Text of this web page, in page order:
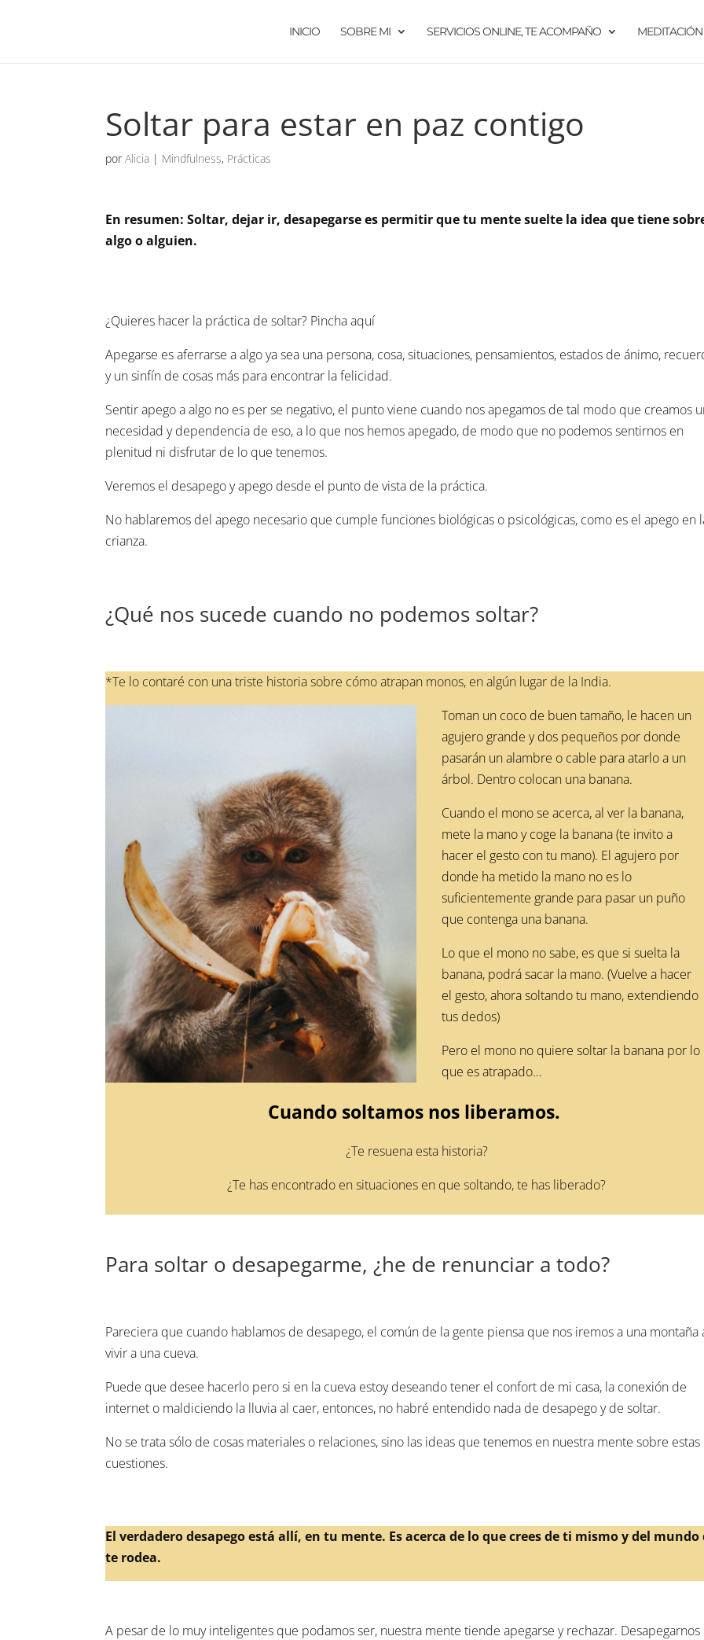
INICIO SOBRE MI SERVICIOS ONLINE, TE ACOMPAÑO
Soltar para estar en paz contigo
porAlicia | Mindfulness, Prácticas
En resumen: Soltar, dejar ir, desapegarse es permitir que tu mente suelte la idea que tiene
algo o alguien.
¿Quieres hacer la práctica de soltar? Pincha aquí
Apegarse es aferrarse a algo ya sea una persona, cosa, situaciones, pensamientos, estados de ánimo,
y un sinfín de cosas más para encontrar la felicidad.
Sentir apego a algo no es per se negativo, el punto viene cuando nos apegamos de tal modo que creamos
necesidad y dependencia de eso, a lo que nos hemos apegado, de modo que no podemos sentirnos en
plenitud ni disfrutar de lo que tenemos.
Veremos el desapego y apego desde el punto de vista de la práctica.
No hablaremos del apego necesario que cumple funciones biológicas o psicológicas, como es el apego en
crianza.
¿Qué nos sucede cuando no podemos soltar?
*Te lo contaré con una triste historia sobre cómo atrapan monos, en algún lugar de la India.
Toman un coco de buen tamaño, le hacen un
agujero grande y dos pequeños por donde
pasarán un alambre o cable para atarlo a un
árbol. Dentro colocan una banana.
Cuando el mono se acerca, al ver la banana,
mete la mano y coge la banana (te invito a
hacer el gesto con tu mano). El agujero por
donde ha metido la mano no es lo
suficientemente grande para pasar un puño
que contenga una banana.
Lo que el mono no sabe, es que si suelta la
banana, podrá sacar la mano. (Vuelve a hacer
el gesto, ahora soltando tu mano, extendiendo
tus dedos)
Pero el mono no quiere soltar la banana por lo
que es atrapado…
Cuando soltamos nos liberamos.
¿Te resuena esta historia?
¿Te has encontrado en situaciones en que soltando, te has liberado?
Para soltar o desapegarme, ¿he de renunciar a todo?
Pareciera que cuando hablamos de desapego, el común de la gente piensa que nos iremos a una montaña
vivir a una cueva.
Puede que desee hacerlo pero si en la cueva estoy deseando tener el confort de mi casa, la conexión de
internet o maldiciendo la lluvia al caer, entonces, no habré entendido nada de desapego y de soltar.
No se trata sólo de cosas materiales o relaciones, sino las ideas que tenemos en nuestra mente sobre estas
cuestiones.
El verdadero desapego está allí, en tu mente. Es acerca de lo que crees de ti mismo y del mundo
te rodea.
A pesar de lo muy inteligentes que podamos ser, nuestra mente tiende apegarse y rechazar. Desapegarnos